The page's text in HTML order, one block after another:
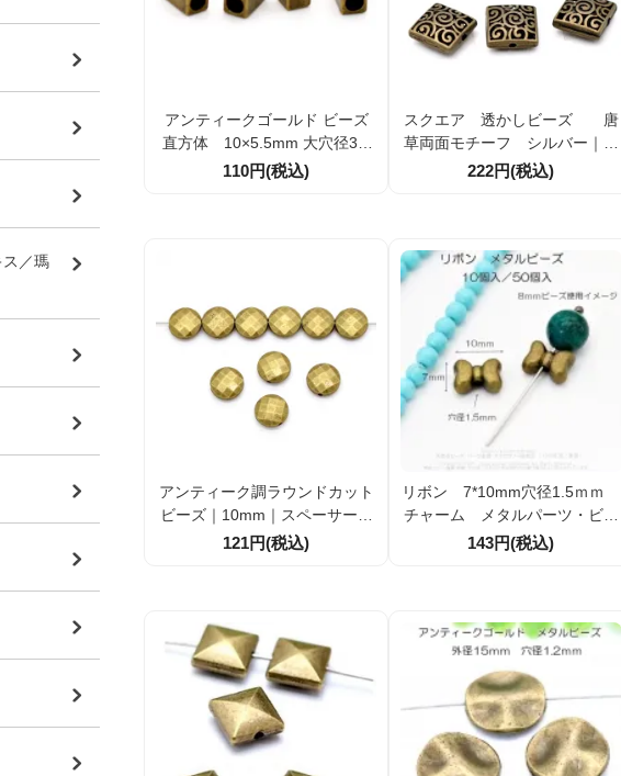
アンティークゴールド ビーズ
直方体 10×5.5mm 大穴径3.5
mm 2個／10個（74722407）
110円(税込)
スクエア 透かしビーズ 唐
草両面モチーフ シルバー｜ア
ンティークゴールド
222円(税込)
アンティーク調ラウンドカット
ビーズ｜10mm｜スペーサーパ
ーツ｜アクセサリー材料
121円(税込)
リボン 7*10mm穴径1.5ｍｍ
チャーム メタルパーツ・ビー
ズ アンティークゴールド
143円(税込)
／瑪